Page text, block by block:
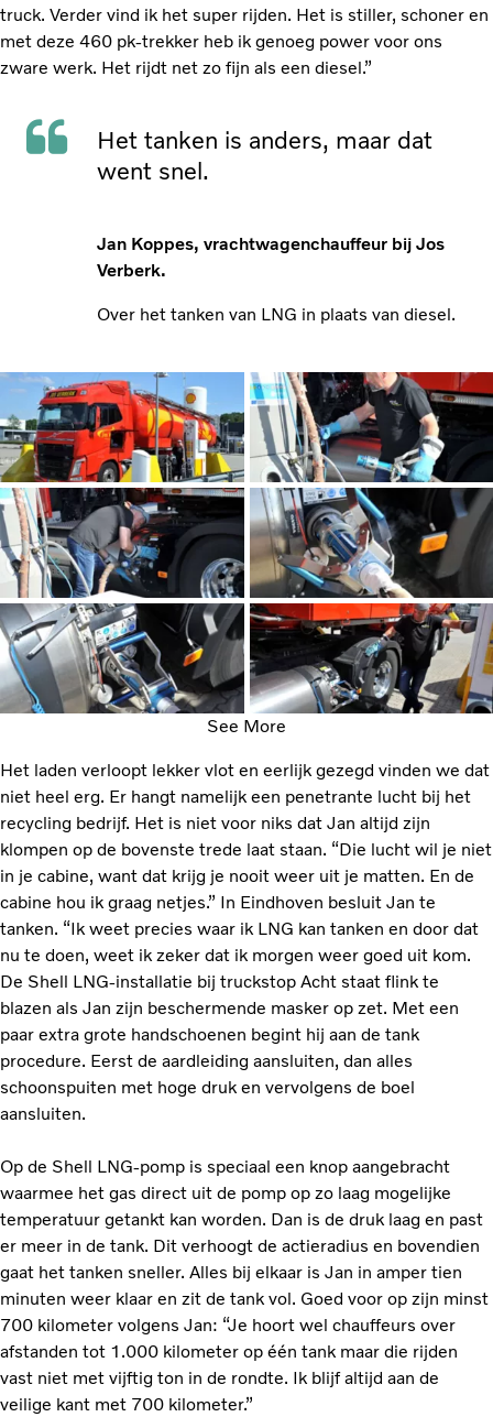
truck. Verder vind ik het super rijden. Het is stiller, schoner en
met deze 460 pk-trekker heb ik genoeg power voor ons
zware werk. Het rijdt net zo fijn als een diesel.”
Het tanken is anders, maar dat
went snel.
Jan Koppes, vrachtwagenchauffeur bij Jos
Verberk.
Over het tanken van LNG in plaats van diesel.
See More
Het laden verloopt lekker vlot en eerlijk gezegd vinden we dat
niet heel erg. Er hangt namelijk een penetrante lucht bij het
recycling bedrijf. Het is niet voor niks dat Jan altijd zijn
klompen op de bovenste trede laat staan. “Die lucht wil je niet
in je cabine, want dat krijg je nooit weer uit je matten. En de
cabine hou ik graag netjes.” In Eindhoven besluit Jan te
tanken. “Ik weet precies waar ik LNG kan tanken en door dat
nu te doen, weet ik zeker dat ik morgen weer goed uit kom.
De Shell LNG-installatie bij truckstop Acht staat flink te
blazen als Jan zijn beschermende masker op zet. Met een
paar extra grote handschoenen begint hij aan de tank
procedure. Eerst de aardleiding aansluiten, dan alles
schoonspuiten met hoge druk en vervolgens de boel
aansluiten.
Op de Shell LNG-pomp is speciaal een knop aangebracht
waarmee het gas direct uit de pomp op zo laag mogelijke
temperatuur getankt kan worden. Dan is de druk laag en past
er meer in de tank. Dit verhoogt de actieradius en bovendien
gaat het tanken sneller. Alles bij elkaar is Jan in amper tien
minuten weer klaar en zit de tank vol. Goed voor op zijn minst
700 kilometer volgens Jan: “Je hoort wel chauffeurs over
afstanden tot 1.000 kilometer op één tank maar die rijden
vast niet met vijftig ton in de rondte. Ik blijf altijd aan de
veilige kant met 700 kilometer.”